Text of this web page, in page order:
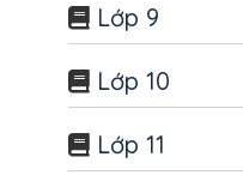
Lớp 9
Lớp 10
Lớp 11